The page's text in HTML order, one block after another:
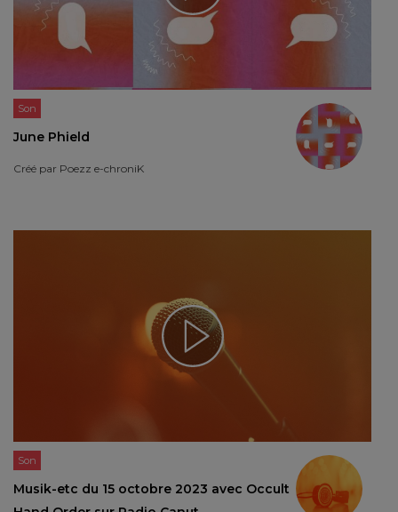
Son
June Phield
Créé par Poezz e-chroniK
Son
Musik-etc du 15 octobre 2023 avec Occult